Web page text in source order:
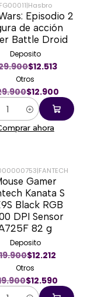
FG00011|Hasbro
Episodio 2
de acción
Battle Droid
Deposito
$12.513
Otros
$12.900
ahora
|FANTECH
Gamer
Kanata S
Black RGB
DPI Sensor
82 g
Deposito
$12.212
Otros
$12.590